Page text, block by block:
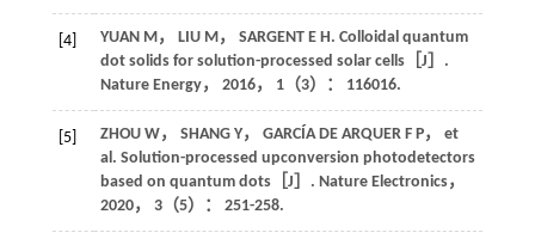
[4] YUAN M， LIU M， SARGENT E H. Colloidal quantum
dot solids for solution-processed solar cells［J］.
Nature Energy， 2016， 1（3）： 116016.
[5] ZHOU W， SHANG Y， GARCÍA DE ARQUER F P， et
al. Solution-processed upconversion photodetectors
based on quantum dots［J］. Nature Electronics，
2020， 3（5）： 251-258.